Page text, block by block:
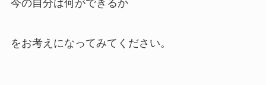
今の自分は何ができるか
をお考えになってみてください。